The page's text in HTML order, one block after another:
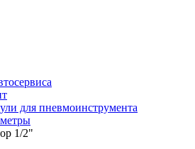
для пневмоинструмента
1/2"